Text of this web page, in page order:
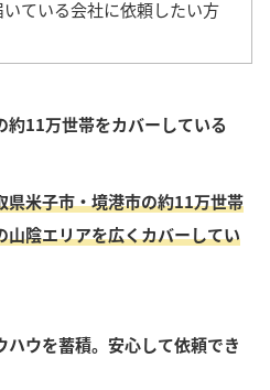
ている会社に依頼したい方
11万世帯をカバーしている
県米子市・境港市の約11万世帯
陰エリアを広くカバーしてい
ウを蓄積。安心して依頼でき